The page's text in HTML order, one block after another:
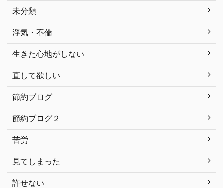
未分類
浮気・不倫
生きた心地がしない
直して欲しい
節約ブログ
節約ブログ２
苦労
見てしまった
許せない